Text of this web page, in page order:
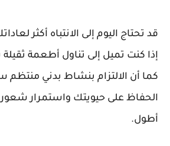
قد تحتاج اليوم إلى الانتباه أكثر
إذا كنت تميل إلى تناول أطعمة
كما أن الالتزام بنشاط بدني
الحفاظ على حيويتك واستمرار
أطول.